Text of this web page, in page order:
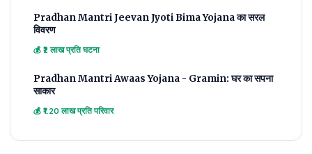
Pradhan Mantri Jeevan Jyoti Bima Yojana का सरल
विवरण
💰 ₹2 लाख प्रति घटना
Pradhan Mantri Awaas Yojana - Gramin: घर का सपना
साकार
💰 ₹1.20 लाख प्रति परिवार